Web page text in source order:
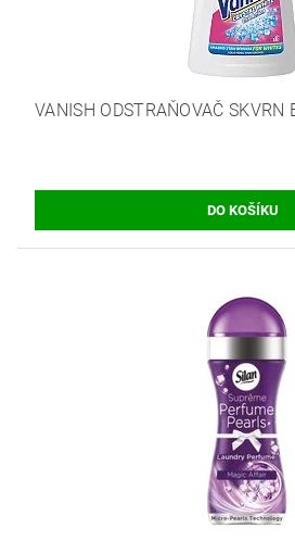
VANISH ODSTRAŇOVAČ SKVRN